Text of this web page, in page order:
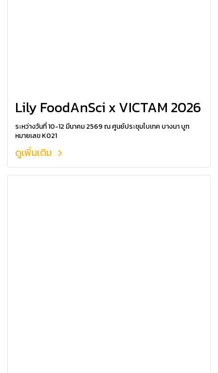
Lily FoodAnSci x VICTAM 2026
ระหว่างวันที่ 10-12 มีนาคม 2569 ณ ศูนย์ประชุมไบเทค บางนา บูท
หมายเลข K021
ดูเพิ่มเติม